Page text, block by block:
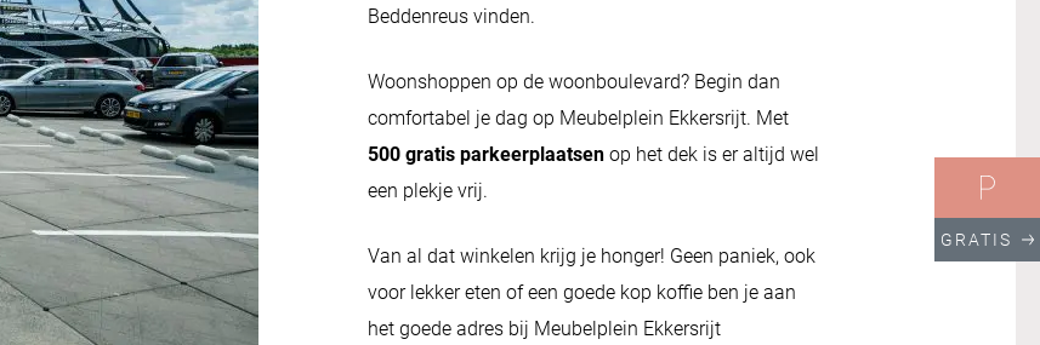
Beddenreus vinden.
Woonshoppen op de woonboulevard? Begin dan
comfortabel je dag op Meubelplein Ekkersrijt. Met
500 gratis parkeerplaatsen op het dek is er altijd wel
een plekje vrij.
Van al dat winkelen krijg je honger! Geen paniek, ook
voor lekker eten of een goede kop koffie ben je aan
het goede adres bij Meubelplein Ekkersrijt
GRATIS